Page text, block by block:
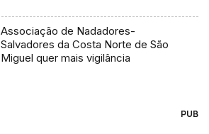
Associação de Nadadores-
Salvadores da Costa Norte de São
Miguel quer mais vigilância
PUB